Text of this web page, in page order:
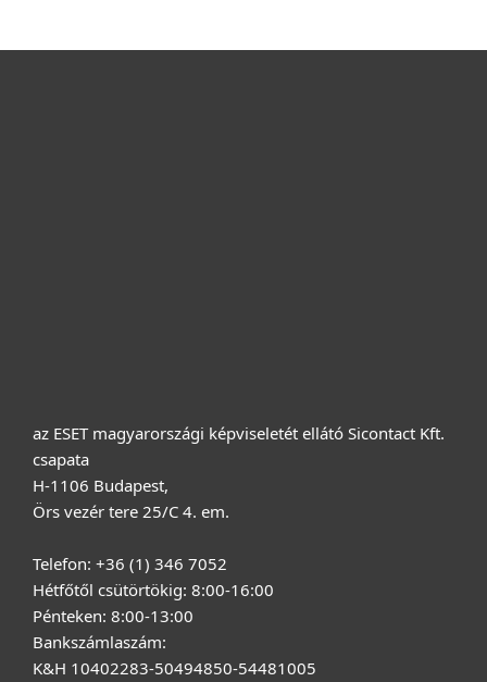
az ESET magyarországi képviseletét ellátó Sicontact Kft.
csapata
H-1106 Budapest,
Örs vezér tere 25/C 4. em.
Telefon: +36 (1) 346 7052
Hétfőtől csütörtökig: 8:00-16:00
Pénteken: 8:00-13:00
Bankszámlaszám:
K&H 10402283-50494850-54481005